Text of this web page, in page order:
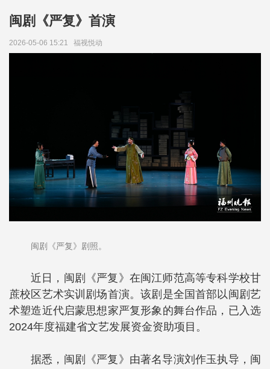
闽剧《严复》首演
2026-05-06 15:21 福视悦动
闽剧《严复》剧照。
近日，闽剧《严复》在闽江师范高等专科学校甘
蔗校区艺术实训剧场首演。该剧是全国首部以闽剧艺
术塑造近代启蒙思想家严复形象的舞台作品，已入选
2024年度福建省文艺发展资金资助项目。
据悉，闽剧《严复》由著名导演刘作玉执导，闽